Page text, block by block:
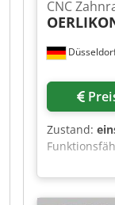
CNC
Zustand:
used CNC
Opal 800